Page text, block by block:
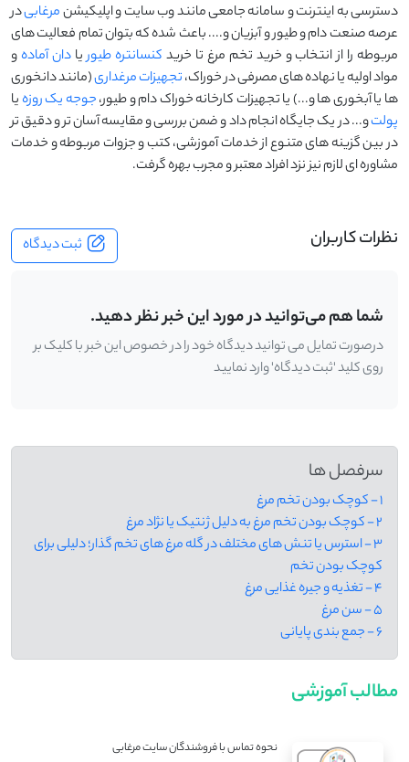
دسترسی به اینترنت و سامانه جامعی مانند وب سایت و اپلیکیشنمرغابیدر
عرصه صنعت دام و طیور و آبزیان و.... باعث شده که بتوان تمام فعالیت های
مربوطه را از انتخاب و خرید تخم مرغ تا خرید کنسانتره طیوریادان آمادهو
مواد اولیه یا نهاده های مصرفی در خوراک،تجهیزات مرغداری(مانند دانخوری
ها یا آبخوری ها و...) یا تجهیزات کارخانه خوراک دام و طیور،جوجه یک روزهیا
پولتو... در یک جایگاه انجام داد و ضمن بررسی و مقایسه آسان تر و دقیق تر
در بین گزینه های متنوع از خدمات آموزشی، کتب و جزوات مربوطه و خدمات
مشاوره ای لازم نیز نزد افراد معتبر و مجرب بهره گرفت.
نظرات کاربران ثبت دیدگاه
شما هم می‌توانید در مورد این خبر نظر دهید.
درصورت تمایل می توانید دیدگاه خود را در خصوص این خبر با کلیک بر
روی کلید 'ثبت دیدگاه' وارد نمایید
سرفصل ها
1 - کوچک بودن تخم مرغ
2 - کوچک بودن تخم مرغ به دلیل ژنتیک یا نژاد مرغ
3 - استرس یا تنش های مختلف در گله مرغ های تخم گذار؛ دلیلی برای
کوچک بودن تخم
4 - تغذیه و جیره غذایی مرغ
5 - سن مرغ
6 - جمع بندی پایانی
مطالب آموزشی
نحوه تماس با فروشندگان سایت مرغابی